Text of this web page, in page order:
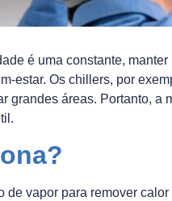
é uma constante,
estar. Os chillers, por
grandes áreas. Portanto, a
vapor para remover